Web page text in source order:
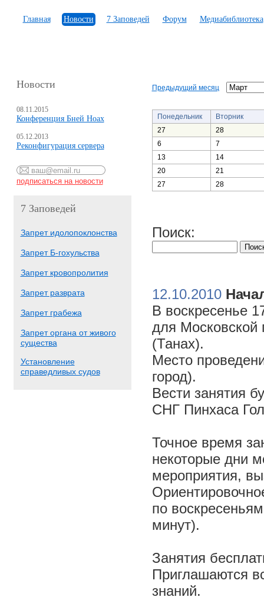
Главная Новости 7 Заповедей Форум Медиабиблиотека
Новости
08.11.2015
Конференция Бней Ноах
05.12.2013
Реконфигурация сервера
7 Заповедей
Запрет идолопоклонства
Запрет Б-гохульства
Запрет кровопролития
Запрет разврата
Запрет грабежа
Запрет органа от живого
существа
Установление
справедливых судов
Предыдущий месяц
Понедельник
Вторник
27
28
6
7
13
14
20
21
27
28
Поиск:
12.10.2010
В воскресенье
для Московской
(Танах).
Место
город).
Вести занятия
СНГ Пинхаса
Точное время
некоторые дни
мероприятия,
по
минут).
Занятия
Приглашаются
знаний.